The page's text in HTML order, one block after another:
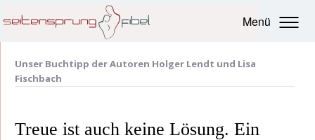
Menü
Unser Buchtipp der Autoren Holger Lendt und Lisa
Fischbach
Treue ist auch keine Lösung. Ein